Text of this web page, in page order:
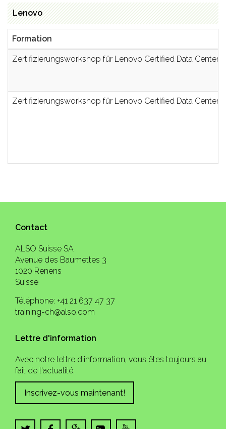
Lenovo
Formation
Zertifizierungsworkshop für Lenovo Certified Data Center
Zertifizierungsworkshop für Lenovo Certified Data Center
Contact
ALSO Suisse SA
Avenue des Baumettes 3
1020 Renens
Suisse
Téléphone: +41 21 637 47 37
training-ch@also.com
Lettre d'information
Avec notre lettre d'information, vous êtes toujours au
fait de l'actualité.
Inscrivez-vous maintenant!